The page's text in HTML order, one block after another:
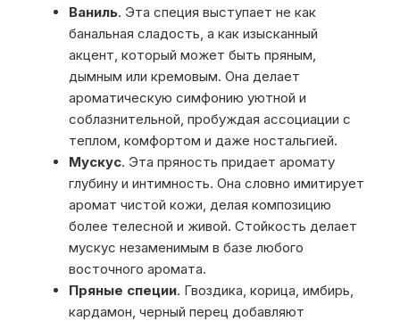
Ваниль. Эта специя выступает не как
банальная сладость, а как изысканный
акцент, который может быть пряным,
дымным или кремовым. Она делает
ароматическую симфонию уютной и
соблазнительной, пробуждая ассоциации с
теплом, комфортом и даже ностальгией.
Мускус. Эта пряность придает аромату
глубину и интимность. Она словно имитирует
аромат чистой кожи, делая композицию
более телесной и живой. Стойкость делает
мускус незаменимым в базе любого
восточного аромата.
Пряные специи. Гвоздика, корица, имбирь,
кардамон, черный перец добавляют